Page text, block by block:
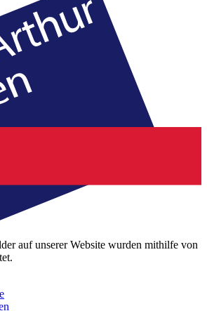
auf unserer Website wurden mithilfe von